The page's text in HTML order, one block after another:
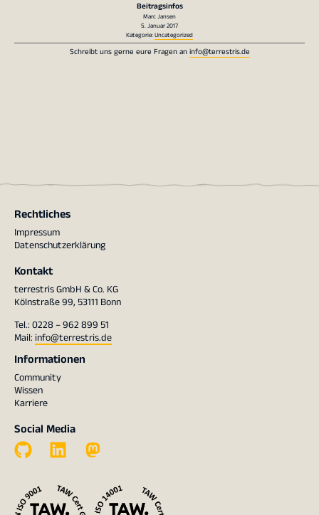
Beitragsinfos
Marc Jansen
5. Januar 2017
Kategorie:Uncategorized
Schreibt uns gerne eure Fragen aninfo@terrestris.de
Rechtliches
Impressum
Datenschutzerklärung
Kontakt
terrestris GmbH & Co. KG
Kölnstraße 99, 53111 Bonn
Tel.: 0228 – 962 899 51
Mail: info@terrestris.de
Informationen
Community
Wissen
Karriere
Social Media